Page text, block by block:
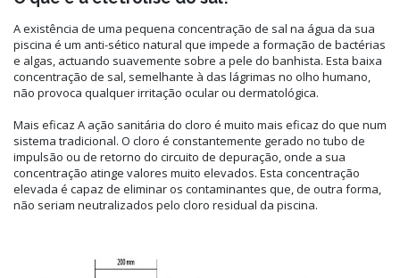
A existência de uma pequena concentração de sal na água da sua
piscina é um anti-sético natural que impede a formação de bactérias
e algas, actuando suavemente sobre a pele do banhista. Esta baixa
concentração de sal, semelhante à das lágrimas no olho humano,
não provoca qualquer irritação ocular ou dermatológica.
Mais eficaz A ação sanitária do cloro é muito mais eficaz do que num
sistema tradicional. O cloro é constantemente gerado no tubo de
impulsão ou de retorno do circuito de depuração, onde a sua
concentração atinge valores muito elevados. Esta concentração
elevada é capaz de eliminar os contaminantes que, de outra forma,
não seriam neutralizados pelo cloro residual da piscina.